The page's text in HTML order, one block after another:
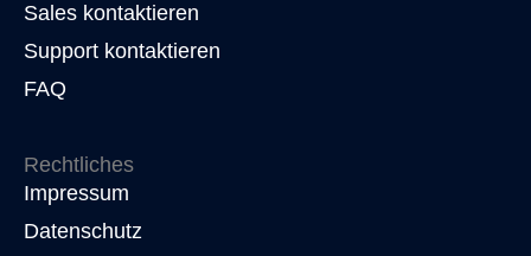
Sales kontaktieren
Support kontaktieren
FAQ
Rechtliches
Impressum
Datenschutz